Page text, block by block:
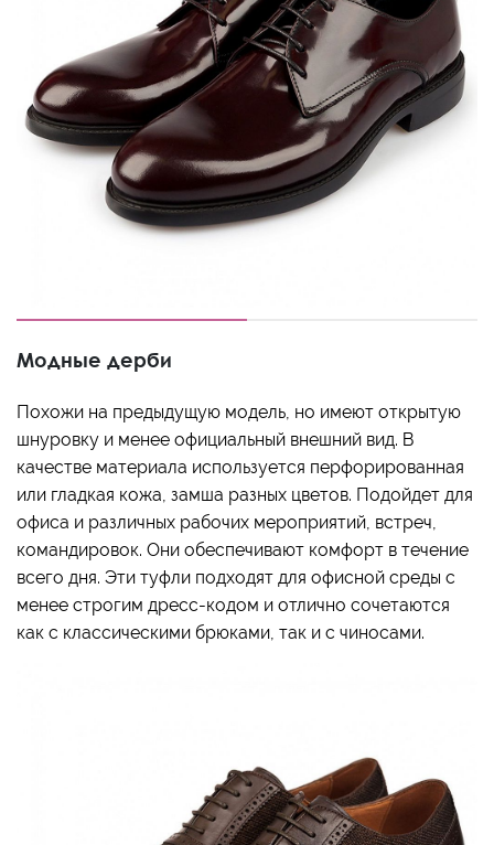
Модные дерби
Похожи на предыдущую модель, но имеют открытую
шнуровку и менее официальный внешний вид. В
качестве материала используется перфорированная
или гладкая кожа, замша разных цветов. Подойдет для
офиса и различных рабочих мероприятий, встреч,
командировок. Они обеспечивают комфорт в течение
всего дня. Эти туфли подходят для офисной среды с
менее строгим дресс-кодом и отлично сочетаются
как с классическими брюками, так и с чиносами.